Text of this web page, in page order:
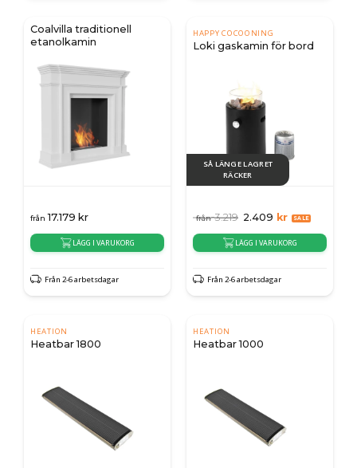
Coalvilla traditionell
etanolkamin
från 17.179 kr
LÄGG I VARUKORG
Från 2-6 arbetsdagar
HAPPY COCOONING
Loki gaskamin för bord
SÅ LÄNGE LAGRET
RÄCKER
från 3.219 2.409 kr
LÄGG I VARUKORG
Från 2-6 arbetsdagar
HEATION
Heatbar 1800
HEATION
Heatbar 1000